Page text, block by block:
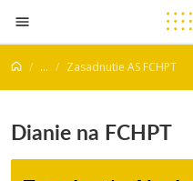
Prejsť na obsah
... Zasadnutie AS FCHPT
Dianie na FCHPT